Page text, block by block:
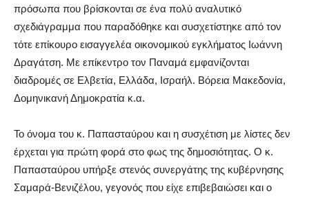
πρόσωπα που βρίσκονται σε ένα πολύ αναλυτικό
σχεδιάγραμμα που παραδόθηκε και συσχετίστηκε από τον
τότε επίκουρο εισαγγελέα οικονομικού εγκλήματος Ιωάννη
Δραγάτση. Με επίκεντρο τον Παναμά εμφανίζονται
διαδρομές σε Ελβετία, Ελλάδα, Ισραήλ. Βόρεια Μακεδονία,
Δομηνικανή Δημοκρατία κ.α.
Το όνομα του κ. Παπασταύρου και η συσχέτιση με λίστες δεν
έρχεται για πρώτη φορά στο φως της δημοσιότητας. Ο κ.
Παπασταύρου υπήρξε στενός συνεργάτης της κυβέρνησης
Σαμαρά-Βενιζέλου, γεγονός που είχε επιβεβαιώσει και ο